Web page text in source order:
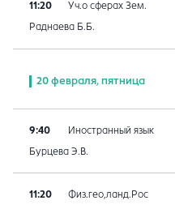
11:20 Уч.о сферах Зем.
Раднаева Б.Б.
20 февраля, пятница
9:40 Иностранный язык
Бурцева Э.В.
11:20 Физ.гео,ланд.Рос